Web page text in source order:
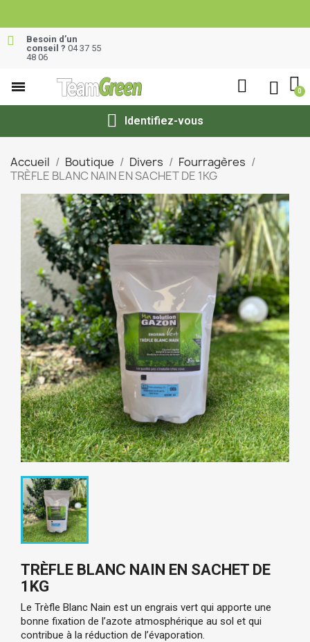
Besoin d’un
conseil ? 04 37 55
48 06
Identifiez-vous
Accueil Boutique Divers
Fourragères
TRÈFLE BLANC NAIN EN SACHET DE 1KG
TRÈFLE BLANC NAIN EN SACHET DE
1KG
Le Trèfle Blanc Nain est un engrais vert qui apporte une
bonne fixation de l’azote atmosphérique au sol et qui
contribue à la réduction de l’évaporation.